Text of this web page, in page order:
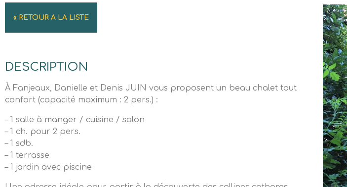
« RETOUR A LA LISTE
DESCRIPTION
À Fanjeaux, Danielle et Denis JUIN vous proposent un beau chalet tout
confort (capacité maximum : 2 pers.) :
– 1 salle à manger / cuisine / salon
– 1 ch. pour 2 pers.
– 1 sdb.
– 1 terrasse
– 1 jardin avec piscine